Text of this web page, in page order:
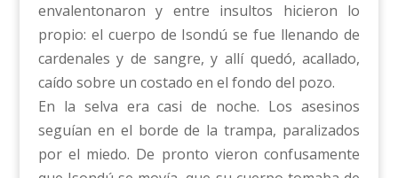
envalentonaron y entre insultos hicieron lo
propio: el cuerpo de Isondú se fue llenando de
cardenales y de sangre, y allí quedó, acallado,
caído sobre un costado en el fondo del pozo.
En la selva era casi de noche. Los asesinos
seguían en el borde de la trampa, paralizados
por el miedo. De pronto vieron confusamente